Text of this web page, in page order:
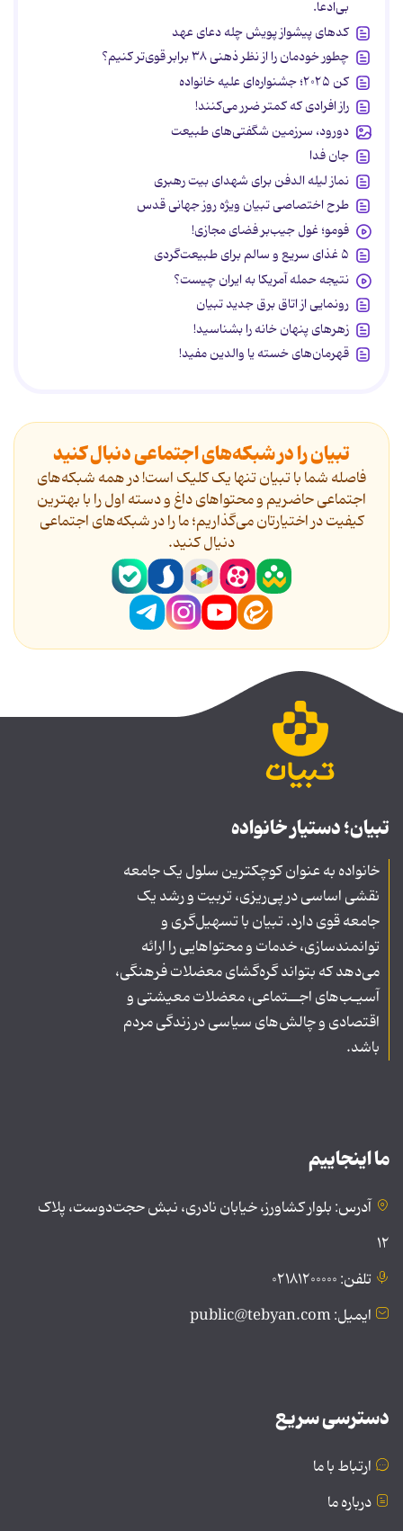
بی‌ادعا.
کدهای پیشواز پویش چله دعای عهد
چطور خودمان را از نظر ذهنی ۳۸ برابر قوی‌تر کنیم؟
کن ۲۰۲۵؛ جشنواره‌ای علیه خانواده
راز افرادی که کمتر ضرر می‌کنند!
دورود، سرزمین شگفتی‌های طبیعت
جان فدا
نماز لیله الدفن برای شهدای بیت رهبری
طرح اختصاصی تبیان ویژه روز جهانی قدس
فومو؛ غول جیب‌بر فضای مجازی!
۵ غذای سریع و سالم برای طبیعت‌گردی
نتیجه حمله آمریکا به ایران چیست؟
رونمایی از اتاق برق جدید تبیان
زهرهای پنهان خانه را بشناسید!
قهرمان‌های خسته یا والدین مفید!
تبیان را در شبکه‌های اجتماعی دنبال کنید
فاصله شما با تبیان تنها یک کلیک است! در همه شبکه‌های
اجتماعی حاضریم و محتواهای داغ و دسته اول را با بهترین
کیفیت در اختیارتان می‌گذاریم؛ ما را در شبکه‌های اجتماعی
دنیال کنید.
تبیان؛ دستیار خانواده
خانواده به عنوان کوچکترین سلول یک جامعه
نقشی اساسی در پی‌ریزی، تربیت و رشد یک
جامعه قوی دارد. تبیان با تسهیل‌گری و
توانمندسازی، خدمات و محتواهایی را ارائه
می‌دهد که بتواند گره‌گشای معضلات فرهنگی،
آسیـب‌های اجــتماعی، معضلات معیشتی و
اقتصادی و چالش‌های سیاسی در زندگی مردم
باشد.
ما اینجاییم
آدرس: بلوار کشاورز، خیابان نادری، نبش حجت‌دوست، پلاک
۱۲
تلفن: ۰۲۱۸۱۲۰۰۰۰۰
ایمیل: public@tebyan.com
دسترسی سریع
ارتباط با ما
درباره ما